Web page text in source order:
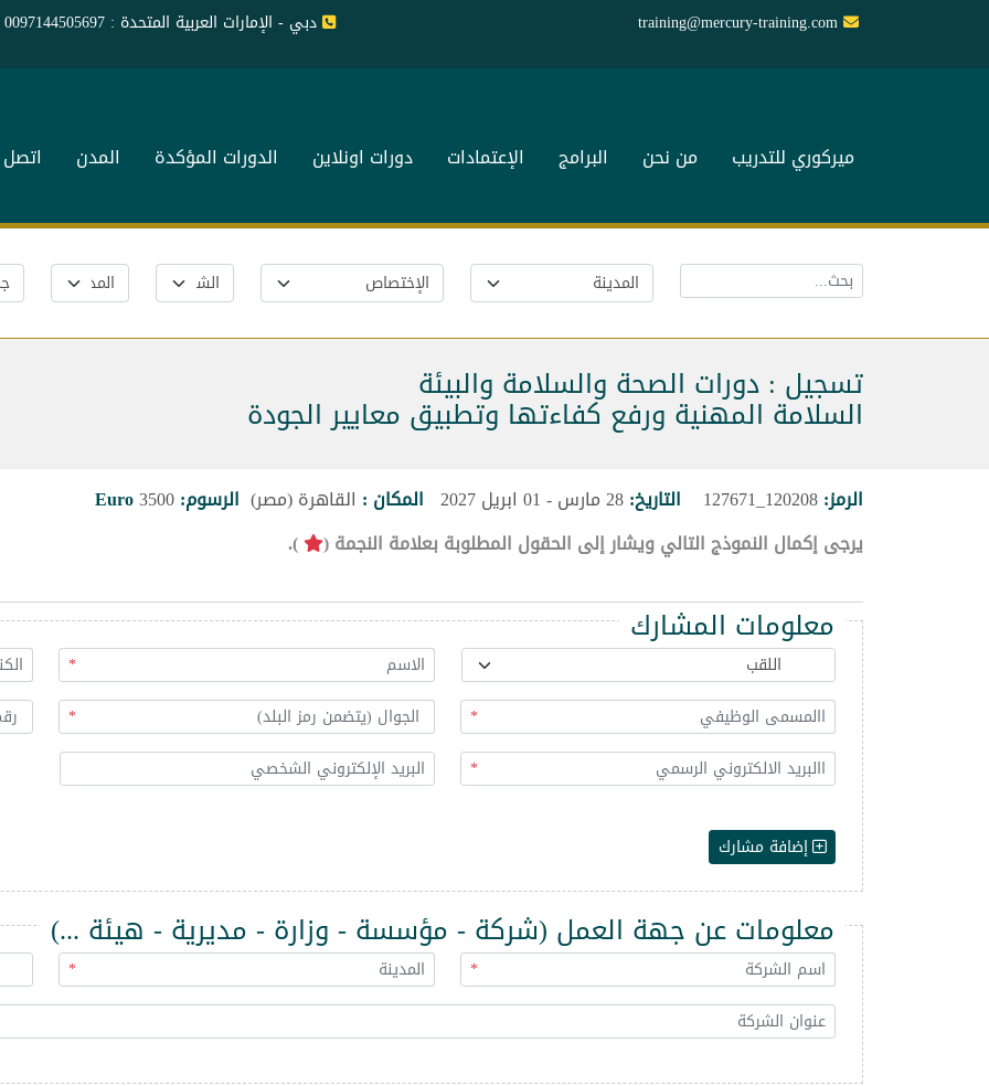
training@mercury-training.com دبي - الإمارات العربية المتحدة : 0097144505697
ميركوري للتدريب من نحن البرامج الإعتمادات دورات اونلاين الدورات المؤكدة المدن اتصل
تسجيل : دورات الصحة والسلامة والبيئة
السلامة المهنية ورفع كفاءتها وتطبيق معايير الجودة
الرمز: التاريخ: المكان : القاهرة (مصر) الرسوم:3500
Euro
يرجى إكمال النموذج التالي ويشار إلى الحقول المطلوبة بعلامة النجمة (
).
معلومات المشارك
*
*
*
*
إضافة مشارك
معلومات عن جهة العمل (شركة - مؤسسة - وزارة - مديرية - هيئة ...)
*
*